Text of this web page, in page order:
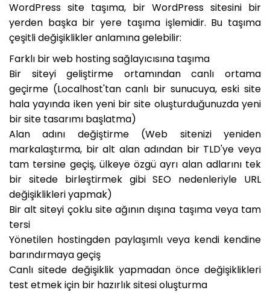
WordPress site taşıma, bir WordPress sitesini bir
yerden başka bir yere taşıma işlemidir. Bu taşıma
çeşitli değişiklikler anlamına gelebilir:
Farklı bir web hosting sağlayıcısına taşıma
Bir siteyi geliştirme ortamından canlı ortama
geçirme (Localhost'tan canlı bir sunucuya, eski site
hala yayında iken yeni bir site oluşturduğunuzda yeni
bir site tasarımı başlatma)
Alan adını değiştirme (Web sitenizi yeniden
markalaştırma, bir alt alan adından bir TLD'ye veya
tam tersine geçiş, ülkeye özgü ayrı alan adlarını tek
bir sitede birleştirmek gibi SEO nedenleriyle URL
değişiklikleri yapmak)
Bir alt siteyi çoklu site ağının dışına taşıma veya tam
tersi
Yönetilen hostingden paylaşımlı veya kendi kendine
barındırmaya geçiş
Canlı sitede değişiklik yapmadan önce değişiklikleri
test etmek için bir hazırlık sitesi oluşturma